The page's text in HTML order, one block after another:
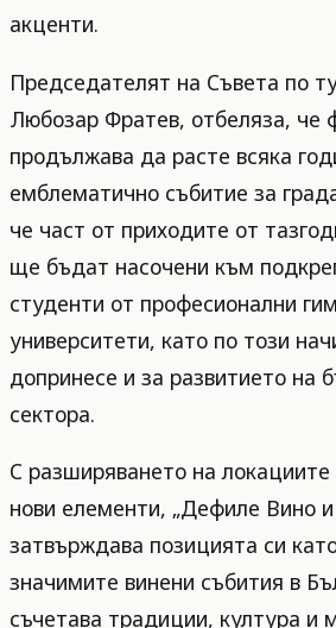
акценти.
Председателят на Съвета по
Любозар Фратев, отбеляза, че
продължава да расте всяка
емблематично събитие за
че част от приходите от
ще бъдат насочени към
студенти от професионални
университети, като по този
допринесе и за развитието на
сектора.
С разширяването на
нови елементи, „Дефиле Вино и
затвърждава позицията си
значимите винени събития в
съчетава традиции, култура и